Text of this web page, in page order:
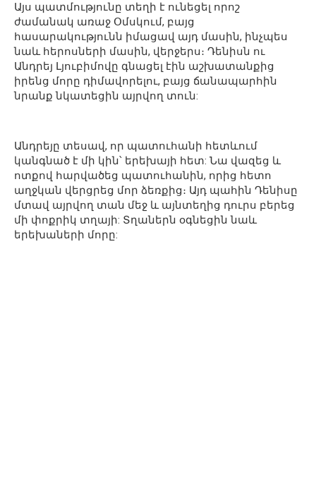
Այս պատմությունը տեղի է ունեցել որոշ
ժամանակ առաջ Օմսկում, բայց
հասարակությունն իմացավ այդ մասին, ինչպես
նաև հերոսների մասին, վերջերս։ Դենիսն ու
Անդրեյ Լյուբիմովը գնացել էին աշխատանքից
իրենց մորը դիմավորելու, բայց ճանապարհին
նրանք նկատեցին այրվող տուն:
Անդրեյը տեսավ, որ պատուհանի հետևում
կանգնած է մի կին՝ երեխայի հետ: Նա վազեց և
ոտքով հարվածեց պատուհանին, որից հետո
աղջկան վերցրեց մոր ձեռքից։ Այդ պահին Դենիսը
մտավ այրվող տան մեջ և այնտեղից դուրս բերեց
մի փոքրիկ տղայի: Տղաներն օգնեցին նաև
երեխաների մորը: